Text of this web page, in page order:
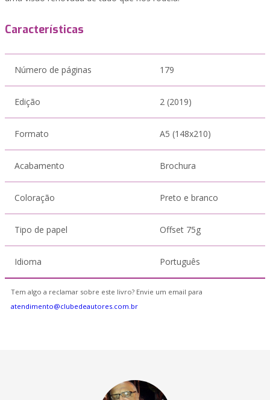
Características
Número de páginas 179
Edição 2 (2019)
Formato A5 (148x210)
Acabamento Brochura
Coloração Preto e branco
Tipo de papel Offset 75g
Idioma Português
Tem algo a reclamar sobre este livro? Envie um email para
atendimento@clubedeautores.com.br